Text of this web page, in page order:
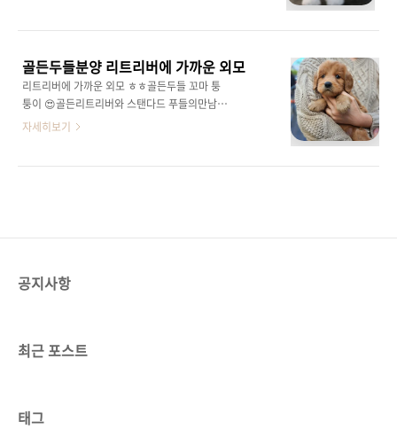
터 나왔던 누들왕자 해맑은 모습이 귀여운 😘오
자마자 바로 적응 완료어느 집에가도 금방 적응
할 모습이상상되네요 😊😊😊😚딱 알맞는 중형
견으로 성장할 누들이리트리버 상에 반곱슬 모
질과연한 크림&화이트 모색을 가지고 있는!!아
굴 덩치에 맞지 않게 흐느적 거리는 움직임 .. 왕
골든두들분양 리트리버에 가까운 외모
리트리버에 가까운 외모 ㅎㅎ골든두들 꼬마 퉁
퉁이 😍골든리트리버와 스탠다드 푸들의만남으
로 태어난 골든두들은이제는 많은 분들께서알아
같더라구요 😊 같은 엄마 아빠 사이에서 태어난
모색과 타입에 따라서 다양하며브리더..
자세히보기
공지사항
최근 포스트
태그